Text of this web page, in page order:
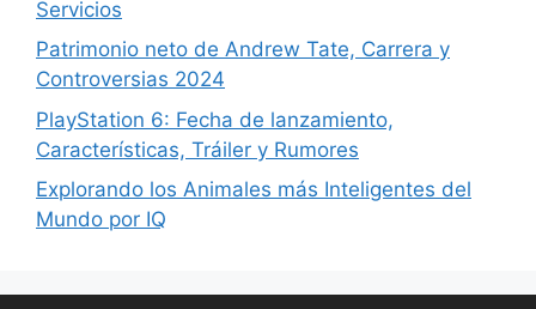
Servicios
Patrimonio neto de Andrew Tate, Carrera y
Controversias 2024
PlayStation 6: Fecha de lanzamiento,
Características, Tráiler y Rumores
Explorando los Animales más Inteligentes del
Mundo por IQ